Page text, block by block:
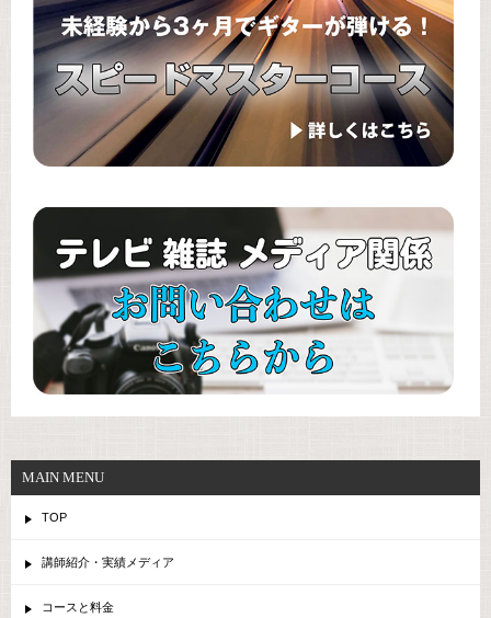
MAIN MENU
TOP
講師紹介・実績メディア
コースと料金